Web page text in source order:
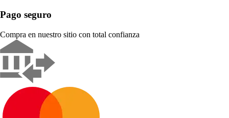
Pago seguro
Compra en nuestro sitio con total confianza